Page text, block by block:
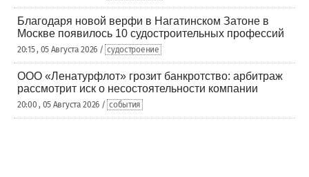
Благодаря новой верфи в Нагатинском Затоне в
Москве появилось 10 судостроительных профессий
20:15 , 05 Августа 2026 / судостроение
ООО «Ленатурфлот» грозит банкротство: арбитраж
рассмотрит иск о несостоятельности компании
20:00 , 05 Августа 2026 / события